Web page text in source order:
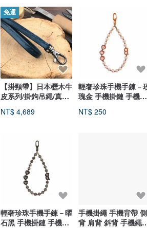
免運
【掛頸帶】日本櫪木牛
皮系列/掛鉤吊繩/真皮
NT$ 4,689
輕奢珍珠手機手鍊－曜
石黑 手機掛鏈 手機腕
輕奢珍珠手機手鍊－
瑰金 手機掛鏈 手機腕
NT$ 250
手機掛繩 手機背帶 側
背 肩背 斜背 手機繩